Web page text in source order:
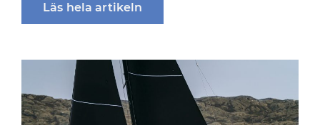
Läs hela artikeln